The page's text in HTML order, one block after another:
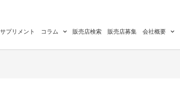
プリメント コラム 販売店検索 販売店募集 会社概要